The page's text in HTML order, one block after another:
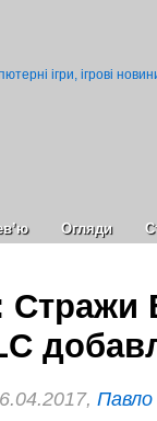
Огляди
Павло